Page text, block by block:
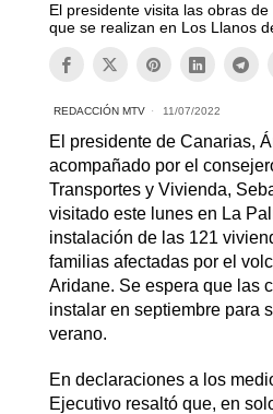
El presidente visita las obras
que se realizan en Los Llanos
REDACCIÓN MTV 11/07/2022
El presidente de Canarias,
acompañado por el
Transportes y Vivienda,
visitado este lunes en La
instalación de las 121
familias afectadas por el
Aridane. Se espera que las
instalar en septiembre para
verano.
En declaraciones a los
Ejecutivo resaltó que, en